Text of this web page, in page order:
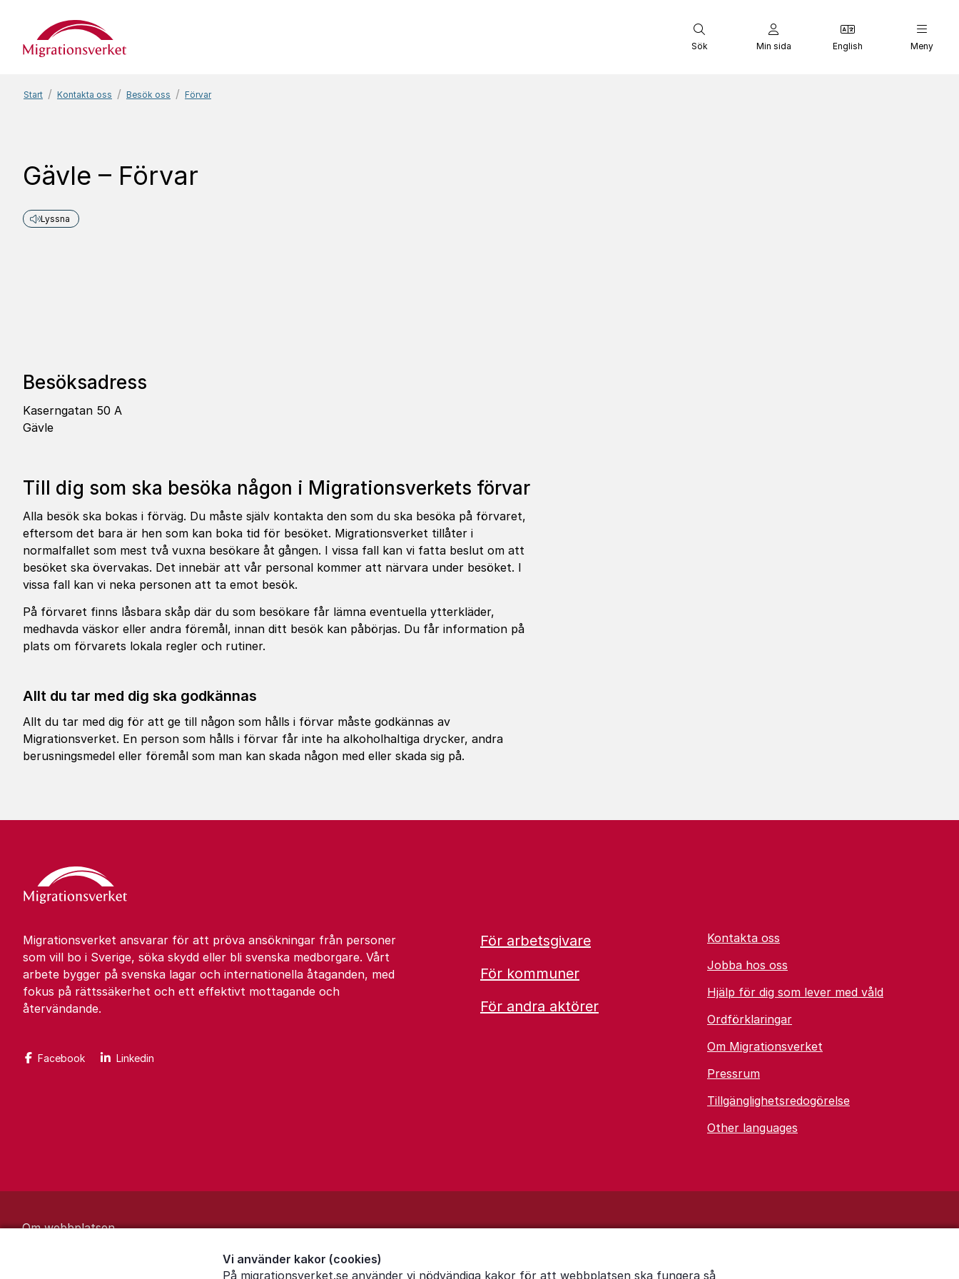
Vi använder kakor (cookies)
På migrationsverket.se använder vi nödvändiga kakor för att webbplatsen ska fungera så
Start
Sök Min sida English Meny
Start Kontakta oss Besök oss Förvar
Gävle – Förvar
Lyssna
Besöksadress
Kaserngatan 50 A
Gävle
Till dig som ska besöka någon i Migra­tions­ver­kets förvar
Alla besök ska bokas i förväg. Du måste själv kontakta den som du ska besöka på förvaret,
eftersom det bara är hen som kan boka tid för besöket. Migrationsverket tillåter i
normalfallet som mest två vuxna besökare åt gången. I vissa fall kan vi fatta beslut om att
besöket ska övervakas. Det innebär att vår personal kommer att närvara under besöket. I
vissa fall kan vi neka personen att ta emot besök.
På förvaret finns låsbara skåp där du som besökare får lämna eventuella ytterkläder,
medhavda väskor eller andra föremål, innan ditt besök kan påbörjas. Du får information på
plats om förvarets lokala regler och rutiner.
Allt du tar med dig ska godkännas
Allt du tar med dig för att ge till någon som hålls i förvar måste godkännas av
Migrationsverket. En person som hålls i förvar får inte ha alkoholhaltiga drycker, andra
berusningsmedel eller föremål som man kan skada någon med eller skada sig på.
Migrationsverket ansvarar för att pröva ansökningar från personer
som vill bo i Sverige, söka skydd eller bli svenska medborgare. Vårt
arbete bygger på svenska lagar och internationella åtaganden, med
fokus på rättssäkerhet och ett effektivt mottagande och
återvändande.
Facebook Linkedin
För arbetsgivare
För kommuner
För andra aktörer
Kontakta oss
Jobba hos oss
Hjälp för dig som lever med våld
Ordförklaringar
Om Migrationsverket
Pressrum
Tillgänglighetsredogörelse
Other languages
Om webbplatsen